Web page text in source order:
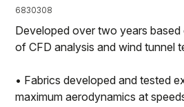
6830308
Developed over two years
of CFD analysis and wind tunnel
• Fabrics developed and tested
maximum aerodynamics at